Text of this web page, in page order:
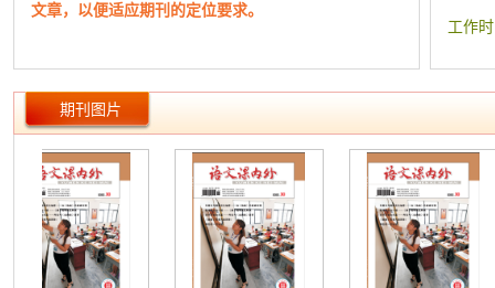
大单元
究 (58)
小学高
学习任
张茹
高考交
基于“
文章，以便适应期刊的定位要求。
工作
期刊图片